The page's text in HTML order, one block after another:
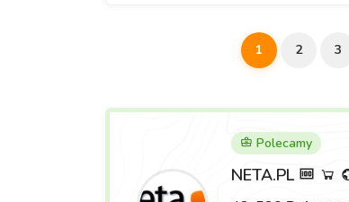
1 2 3
Polecamy
NETA.PL